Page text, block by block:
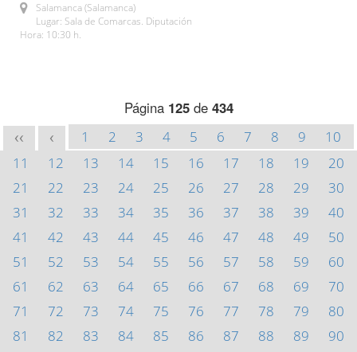
Salamanca (Salamanca)
Lugar: Sala de Comarcas. Diputación
Hora: 10:30 h.
Página 125de 434
<< < 1 2 3 4 5 6 7 8 9
10
11
12 13 14 15 16 17 18 19
20
21
22 23 24 25 26 27 28 29
30
31
32 33 34 35 36 37 38 39
40
41
42 43 44 45 46 47 48 49
50
51
52 53 54 55 56 57 58 59
60
61
62 63 64 65 66 67 68 69
70
71
72 73 74 75 76 77 78 79
80
81
82 83 84 85 86 87 88 89
90